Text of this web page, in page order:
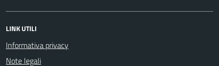
LINK UTILI
Informativa privacy
Note legali